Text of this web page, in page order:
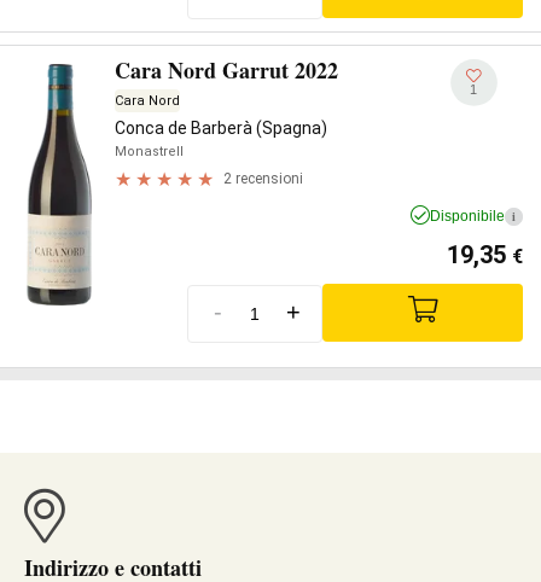
Cara Nord Garrut 2022
Cara Nord
Conca de Barberà (Spagna)
Monastrell
2 recensioni
1
Disponibile i
19,35 €
- +
Indirizzo e contatti